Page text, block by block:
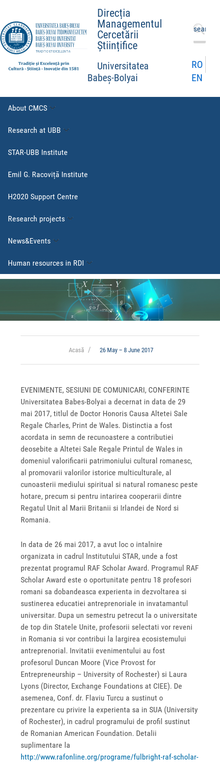
Direcția
Managementul
Cercetării
Științifice
Universitatea
Babeș-Bolyai
Search
for:
RO
EN
About CMCS
Research at UBB
STAR-UBB Institute
Emil G. Racoviță Institute
H2020 Support Centre
Research projects
News&Events
Human resources in RDI
Acasă 26 May – 8 June 2017
EVENIMENTE, SESIUNI DE COMUNICARI, CONFERINTE
Universitatea Babes-Bolyai a decernat in data de 29
mai 2017, titlul de Doctor Honoris Causa Altetei Sale
Regale Charles, Print de Wales. Distinctia a fost
acordata in semn de recunoastere a contributiei
deosebite a Altetei Sale Regale Printul de Wales in
domeniul valorificarii patrimoniului cultural romanesc,
al promovarii valorilor istorice multiculturale, al
cunoasterii mediului spiritual si natural romanesc peste
hotare, precum si pentru intarirea cooperarii dintre
Regatul Unit al Marii Britanii si Irlandei de Nord si
Romania.
In data de 26 mai 2017, a avut loc o intalnire
organizata in cadrul Institutului STAR, unde a fost
prezentat programul RAF Scholar Award. Programul RAF
Scholar Award este o oportunitate pentru 18 profesori
romani sa dobandeasca experienta in dezvoltarea si
sustinerea educatiei antreprenoriale in invatamantul
universitar. Dupa un semestru petrecut la o universitate
de top din Statele Unite, profesorii selectati vor reveni
in Romania si vor contribui la largirea ecosistemului
antreprenorial. Invitatii evenimentului au fost
profesorul Duncan Moore (Vice Provost for
Entrepreneurship – University of Rochester) si Laura
Lyons (Director, Exchange Foundations at CIEE). De
asemenea, Conf. dr. Flaviu Turcu a sustinut o
prezentare cu privire la experienta sa in SUA (University
of Rochester), in cadrul programului de profil sustinut
de Romanian American Foundation. Detalii
suplimentare la
http://www.rafonline.org/programe/fulbright-raf-scholar-